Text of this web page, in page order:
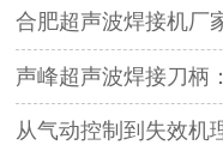
合肥超声波焊接机厂家注意：白
声峰超声波焊接刀柄
从气动控制到失效机理：必能